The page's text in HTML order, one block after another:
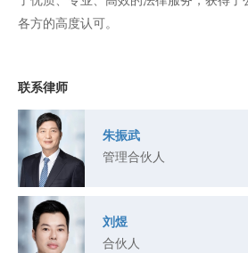
各方的高度认可。
联系律师
朱振武
管理合伙人
刘煜
合伙人